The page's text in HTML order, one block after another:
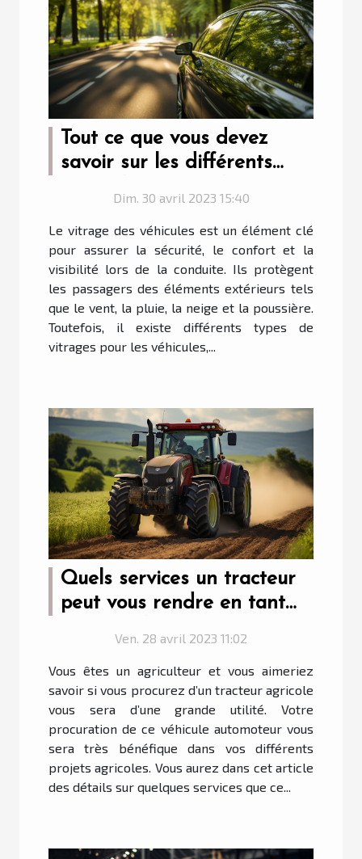
Tout ce que vous devez
savoir sur les différents
Dim. 30 avril 2023 15:40
Le vitrage des véhicules est un élément clé
pour assurer la sécurité, le confort et la
visibilité lors de la conduite. Ils protègent
les passagers des éléments extérieurs tels
que le vent, la pluie, la neige et la poussière.
Toutefois, il existe différents types de
vitrages pour les véhicules,...
Quels services un tracteur
peut vous rendre en tant
Ven. 28 avril 2023 11:02
Vous êtes un agriculteur et vous aimeriez
savoir si vous procurez d’un tracteur agricole
vous sera d’une grande utilité. Votre
procuration de ce véhicule automoteur vous
sera très bénéfique dans vos différents
projets agricoles. Vous aurez dans cet article
des détails sur quelques services que ce...